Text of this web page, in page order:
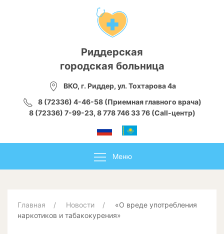
Риддерская
городская больница
ВКО, г. Риддер, ул. Тохтарова 4а
8 (72336) 4-46-58 (Приемная главного врача)
8 (72336) 7-99-23, 8 778 746 33 76 (Call-центр)
Меню
Главная Новости
«О вреде употребления
наркотиков и табакокурения»